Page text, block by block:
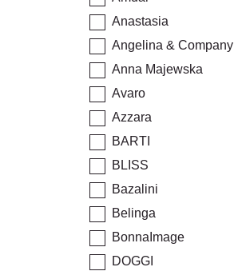
Anastasia
Angelina & Company
Anna Majewska
Avaro
Azzara
BARTI
BLISS
Bazalini
Belinga
BonnaImage
DOGGI